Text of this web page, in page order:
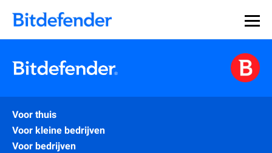
Voor thuis
Voor kleine bedrijven
Voor bedrijven